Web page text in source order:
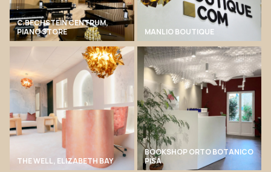
C.BECHSTEIN CENTRUM,
PIANO STORE
MANLIO BOUTIQUE
THE WELL, ELIZABETH BAY
BOOKSHOP ORTO BOTANICO
PISA